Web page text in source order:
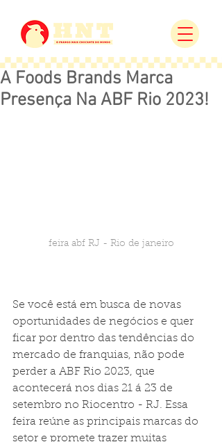
A Foods Brands Marca
Presença Na ABF Rio 2023!
feira abf RJ - Rio de janeiro
Se você está em busca de novas
oportunidades de negócios e quer
ficar por dentro das tendências do
mercado de franquias, não pode
perder a ABF Rio 2023, que
acontecerá nos dias 21 á 23 de
setembro no Riocentro - RJ. Essa
feira reúne as principais marcas do
setor e promete trazer muitas